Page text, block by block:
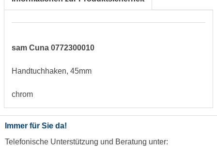
sam Cuna 0772300010
Handtuchhaken, 45mm
chrom
Immer für Sie da!
Telefonische Unterstützung und Beratung unter: